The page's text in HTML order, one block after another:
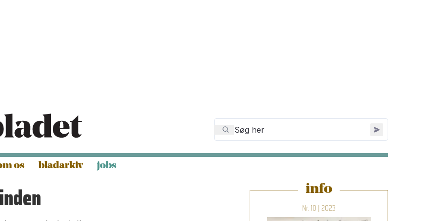
os bladarkiv jobs
info
Nr. 10 | 2023